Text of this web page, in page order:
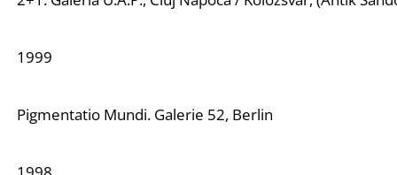
1999
Pigmentatio Mundi. Galerie 52, Berlin